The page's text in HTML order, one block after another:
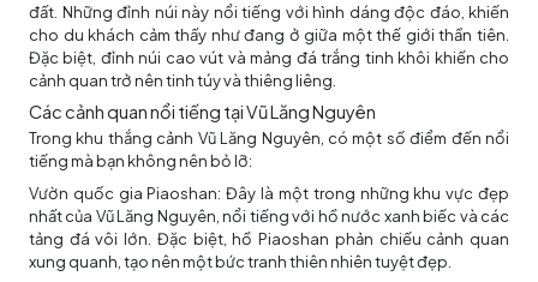
đất. Những đỉnh núi này nổi tiếng với hình dáng độc đáo, khiến
cho du khách cảm thấy như đang ở giữa một thế giới thần tiên.
Đặc biệt, đỉnh núi cao vút và mảng đá trắng tinh khôi khiến cho
cảnh quan trở nên tinh túy và thiêng liêng.
Các cảnh quan nổi tiếng tại Vũ Lăng Nguyên
Trong khu thắng cảnh Vũ Lăng Nguyên, có một số điểm đến nổi
tiếng mà bạn không nên bỏ lỡ:
Vườn quốc gia Piaoshan: Đây là một trong những khu vực đẹp
nhất của Vũ Lăng Nguyên, nổi tiếng với hồ nước xanh biếc và các
tảng đá vôi lớn. Đặc biệt, hồ Piaoshan phản chiếu cảnh quan
xung quanh, tạo nên một bức tranh thiên nhiên tuyệt đẹp.